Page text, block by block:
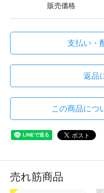
販売価格
支払い・
返品
この商品につ
売れ筋商品